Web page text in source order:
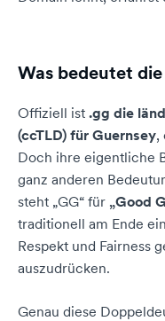
Was bedeutet
Offiziell ist .gg die
(ccTLD) für Guernsey,
Doch ihre eigentliche
ganz anderen
steht „GG“ für „Good
traditionell am Ende
Respekt und Fairness
auszudrücken.
Genau diese